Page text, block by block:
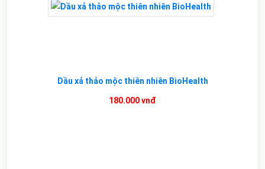
Dầu xả thảo mộc thiên nhiên BioHealth
180.000 vnđ